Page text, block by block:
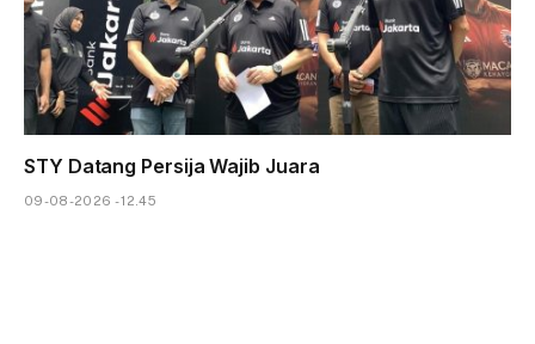
STY Datang Persija Wajib Juara
09-08-2026 - 12.45